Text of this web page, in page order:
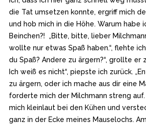
die Tat umsetzen konnte, ergriff mich
und hob mich in die Höhe. Warum habe
Beinchen?! „Bitte, bitte, lieber
wollte nur etwas Spaß haben.“, flehte ich
du Spaß? Andere zu ärgern?“, grollte er
Ich weiß es nicht“, piepste ich zurück.
zu ärgern, oder ich mache aus dir eine
forderte mich der Milchmann streng
mich kleinlaut bei den Kühen und
ganz in der Ecke meines Mauselochs.